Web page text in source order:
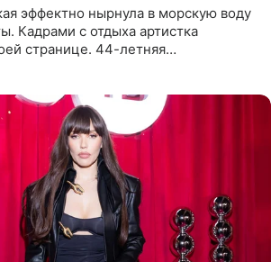
эффектно нырнула в морскую воду
Кадрами с отдыха артистка
странице. 44-летняя